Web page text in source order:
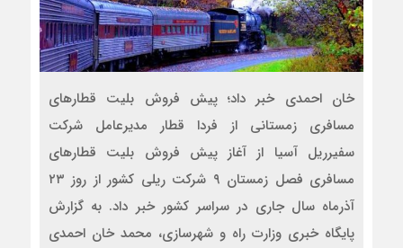
خان احمدی خبر داد؛ پیش فروش بلیت قطار‌های
مسافری زمستانی از فردا قطار مدیرعامل شرکت
سفیرریل آسیا از آغاز پیش فروش بلیت قطار‌های
مسافری فصل زمستان ۹ شرکت ریلی کشور از روز ۲۳
آذرماه سال جاری در سراسر کشور خبر داد. به گزارش
پایگاه خبری وزارت راه و شهرسازی، محمد خان احمدی